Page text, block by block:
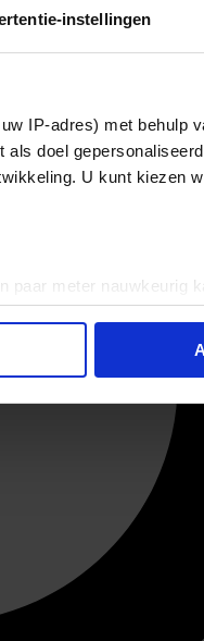
instellingen
IP-adres) met behulp
doel
U kunt kiezen
paar meter nauwkeurig
eigenschappen
uw voorkeuren in het
functies voor social
van onze site met onze
met andere
services.